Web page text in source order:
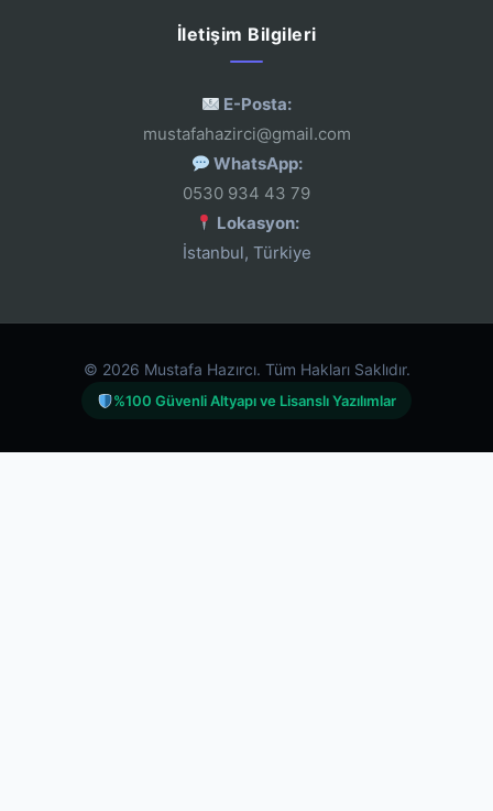
İletişim Bilgileri
E-Posta:
mustafahazirci@gmail.com
WhatsApp:
0530 934 43 79
Lokasyon:
İstanbul, Türkiye
© 2026 Mustafa Hazırcı. Tüm Hakları Saklıdır.
%100 Güvenli Altyapı ve Lisanslı Yazılımlar